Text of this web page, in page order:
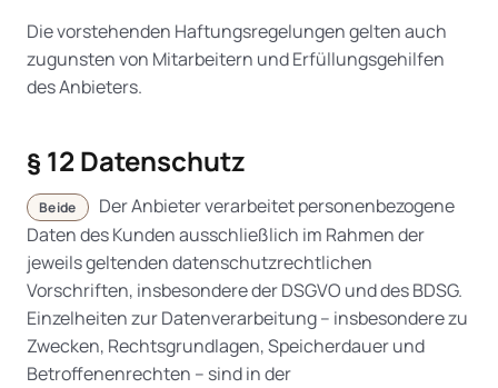
Die vorstehenden Haftungsregelungen gelten auch
zugunsten von Mitarbeitern und Erfüllungsgehilfen
des Anbieters.
§ 12 Datenschutz
Beide
Der Anbieter verarbeitet personenbezogene
Daten des Kunden ausschließlich im Rahmen der
jeweils geltenden datenschutzrechtlichen
Vorschriften, insbesondere der DSGVO und des BDSG.
Einzelheiten zur Datenverarbeitung – insbesondere zu
Zwecken, Rechtsgrundlagen, Speicherdauer und
Betroffenenrechten – sind in der